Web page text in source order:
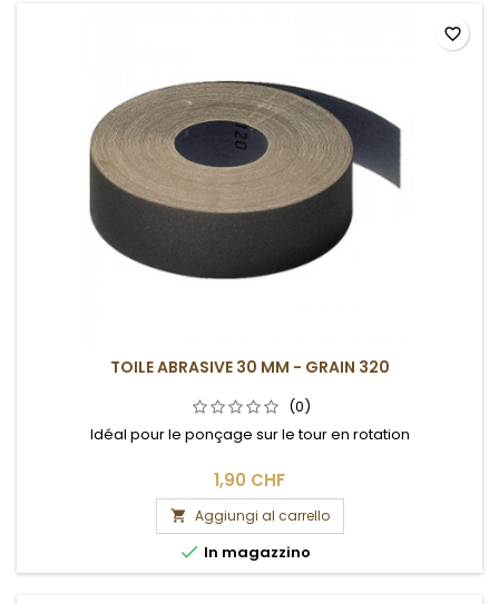
TOILE ABRASIVE 30 MM - GRAIN 320
(0)
Idéal pour le ponçage sur le tour en rotation
1,90 CHF
 Aggiungi al carrello
 In magazzino
favorite_border